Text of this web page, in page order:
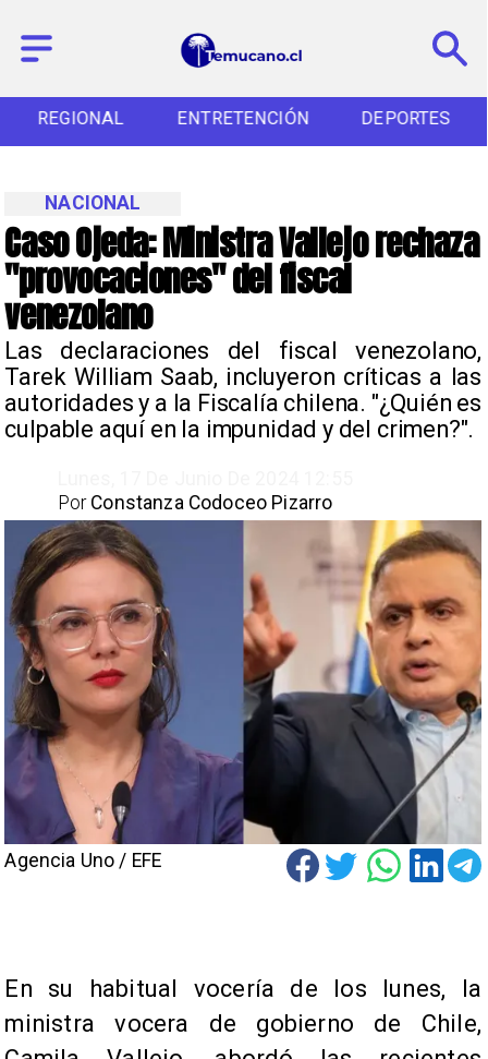
REGIONAL ENTRETENCIÓN DEPORTES
Caso Ojeda: Ministra Vallejo rechaza
"provocaciones" del fiscal
venezolano
Las declaraciones del fiscal venezolano,
Tarek William Saab, incluyeron críticas a las
autoridades y a la Fiscalía chilena. "¿Quién es
culpable aquí en la impunidad y del crimen?".
NACIONAL
Constanza Codoceo Pizarro
Por
Agencia Uno / EFE
En su habitual vocería de los lunes, la
ministra vocera de gobierno de Chile,